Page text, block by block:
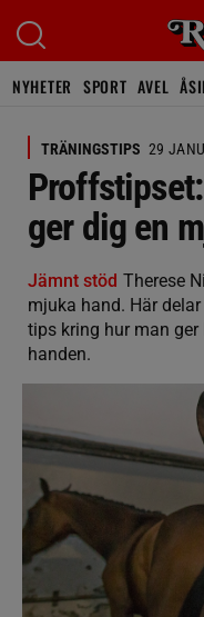
NYHETER SPORT AVEL
TRÄNINGSTIPS 29
ger dig en
Jämnt stöd Therese
mjuka hand. Här
tips kring hur man
handen.